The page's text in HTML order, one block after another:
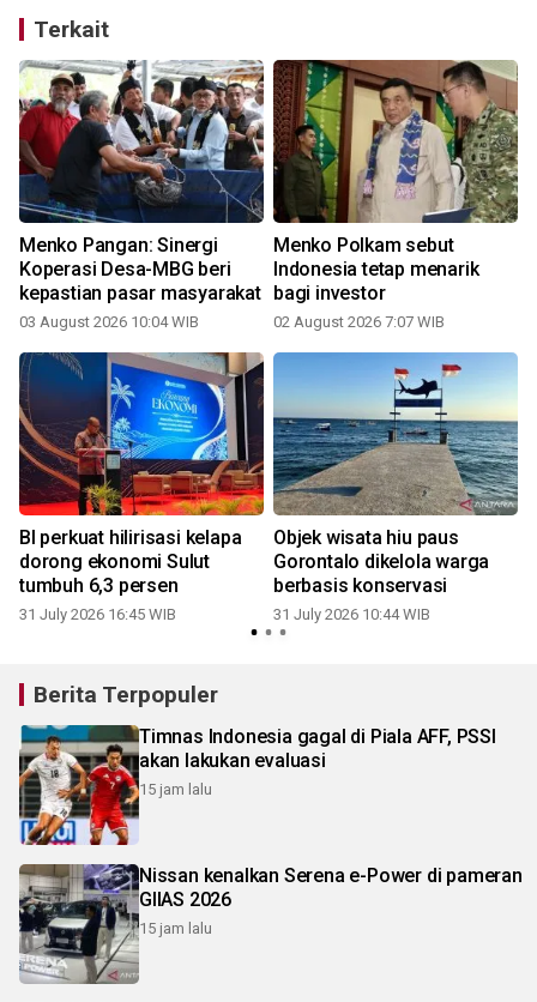
Terkait
Menko Pangan: Sinergi
Koperasi Desa-MBG beri
kepastian pasar masyarakat
03 August 2026 10:04 WIB
Menko Polkam sebut
Indonesia tetap menarik
bagi investor
02 August 2026 7:07 WIB
BI perkuat hilirisasi kelapa
dorong ekonomi Sulut
tumbuh 6,3 persen
31 July 2026 16:45 WIB
Objek wisata hiu paus
Gorontalo dikelola warga
berbasis konservasi
31 July 2026 10:44 WIB
Berita Terpopuler
Timnas Indonesia gagal di Piala AFF, PSSI
akan lakukan evaluasi
15 jam lalu
Nissan kenalkan Serena e-Power di pameran
GIIAS 2026
15 jam lalu